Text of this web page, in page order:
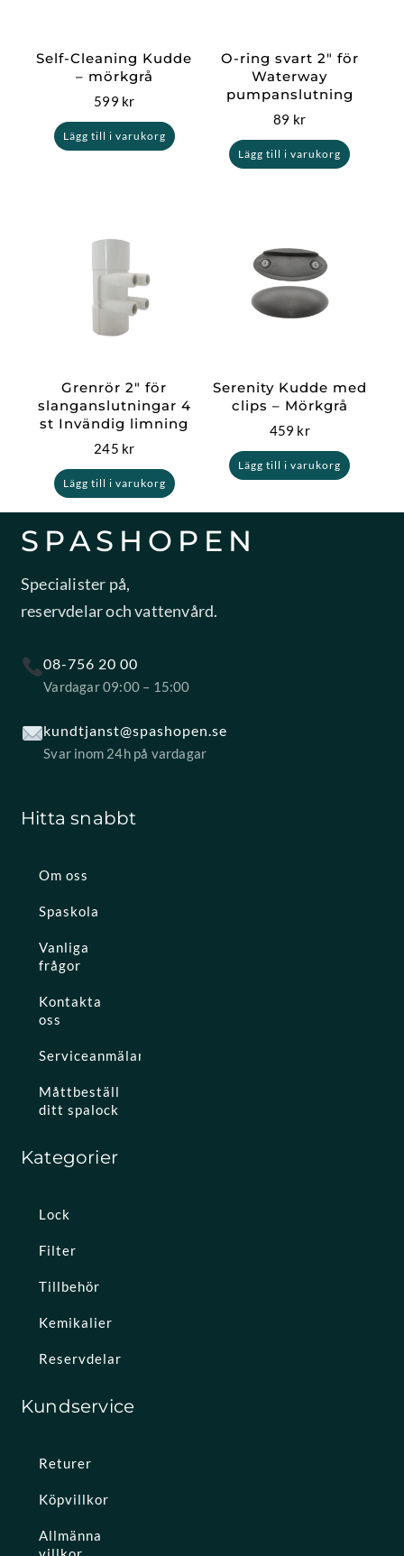
Self-Cleaning Kudde
– mörkgrå
599 kr
Lägg till i varukorg
O-ring svart 2″ för
Waterway
pumpanslutning
89 kr
Lägg till i varukorg
Grenrör 2″ för
slanganslutningar 4
st Invändig limning
245 kr
Lägg till i varukorg
Serenity Kudde med
clips – Mörkgrå
459 kr
Lägg till i varukorg
SPASHOPEN
Specialister på,
reservdelar och vattenvård.
08-756 20 00
Vardagar 09:00 – 15:00
kundtjanst@spashopen.se
Svar inom 24h på vardagar
Hitta snabbt
Om oss
Spaskola
Vanliga
frågor
Kontakta
oss
Serviceanmälan
Måttbeställ
ditt spalock
Kategorier
Lock
Filter
Tillbehör
Kemikalier
Reservdelar
Kundservice
Returer
Köpvillkor
Allmänna